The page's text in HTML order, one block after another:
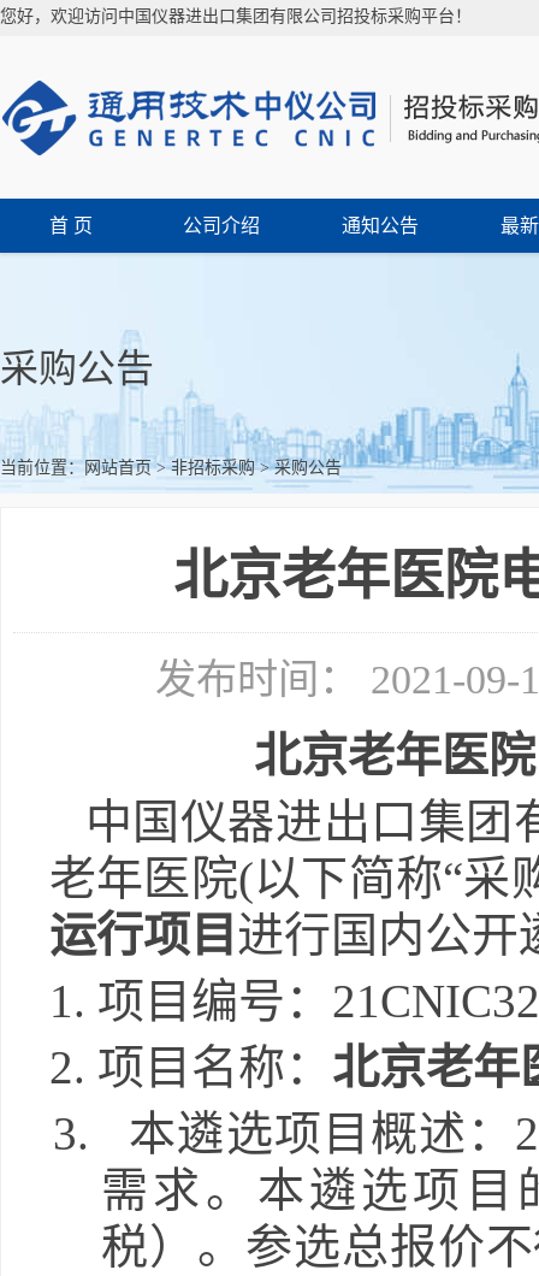
您好，欢迎访问中国仪器进出口集团有限公司招投标采购平台！
首 页 公司介绍 通知公告 最
采购公告
当前位置：网站首页>非招标采购>采购公告
北京老年医院
发布时间： 2021-
北京老年医
中国仪器进出口集团
老年医院(以下简称“采
运行项目 进行国内公开
1. 项目编号：
2. 项目名称： 北京老年
3. 本遴选项目概述：
需求。本遴选项目
税）。参选总报价